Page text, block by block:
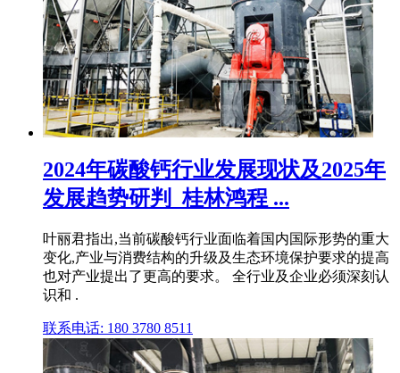
2024年碳酸钙行业发展现状及2025年
发展趋势研判_桂林鸿程 ...
叶丽君指出,当前碳酸钙行业面临着国内国际形势的重大
变化,产业与消费结构的升级及生态环境保护要求的提高
也对产业提出了更高的要求。 全行业及企业必须深刻认
识和 .
联系电话: 180 3780 8511